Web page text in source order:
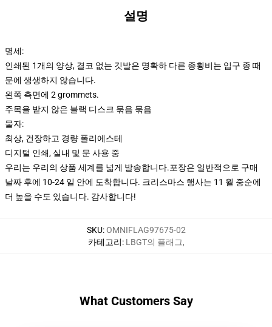
설명
명세:
인쇄된 1개의 양상, 결코 없는 깃발은 명확하 다른 종횡비는 입구 종 때
문에 생생하지 않습니다.
왼쪽 측면에 2 grommets.
주목을 받지 않은 블랙 디스크 묶음 묶음
물자:
최상, 건장하고 경량 폴리에스테
디지털 인쇄, 실내 및 문 사용 중
우리는 우리의 상품 세계를 넓게 발송합니다.포장은 일반적으로 구매
날짜 후에 10-24 일 안에 도착합니다. 크리스마스 행사는 11 월 중순에
더 높을 수도 있습니다. 감사합니다!
SKU:OMNIFLAG97675-02
카테고리: LBGT의 플래그,
What Customers Say